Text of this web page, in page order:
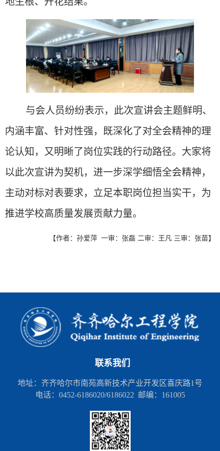
与会人员纷纷表示，此次宣讲会主题鲜明、
内涵丰富、针对性强，既深化了对全会精神的理
论认知，又明晰了岗位实践的行动路径。大家将
以此次宣讲为契机，进一步深学细悟全会精神，
主动对标对表要求，立足本职岗位担当实干，为
推进学校高质量发展贡献力量。
【作者：孙爱萍 一审：张磊 二审：王凡 三审：张苗】
联系我们
地址：齐齐哈尔市南苑高新技术产业开发区喜庆路1号
电话：0452-6186020/6186022 邮编：161005